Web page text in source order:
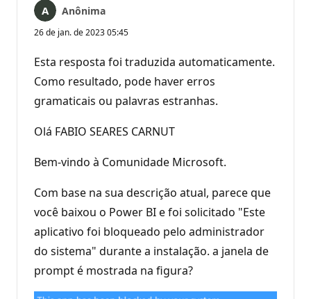
Anônima
26 de jan. de 2023 05:45
Esta resposta foi traduzida automaticamente.
Como resultado, pode haver erros
gramaticais ou palavras estranhas.
Olá FABIO SEARES CARNUT
Bem-vindo à Comunidade Microsoft.
Com base na sua descrição atual, parece que
você baixou o Power BI e foi solicitado "Este
aplicativo foi bloqueado pelo administrador
do sistema" durante a instalação. a janela de
prompt é mostrada na figura?